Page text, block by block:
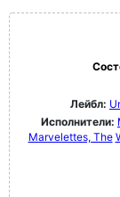
Лейбл:
Исполнители:
Marvelettes, The